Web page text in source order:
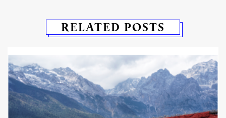
RELATED POSTS